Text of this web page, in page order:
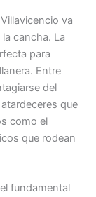
va
cancha. La
para
Entre
del
que
como el
que rodean
fundamental